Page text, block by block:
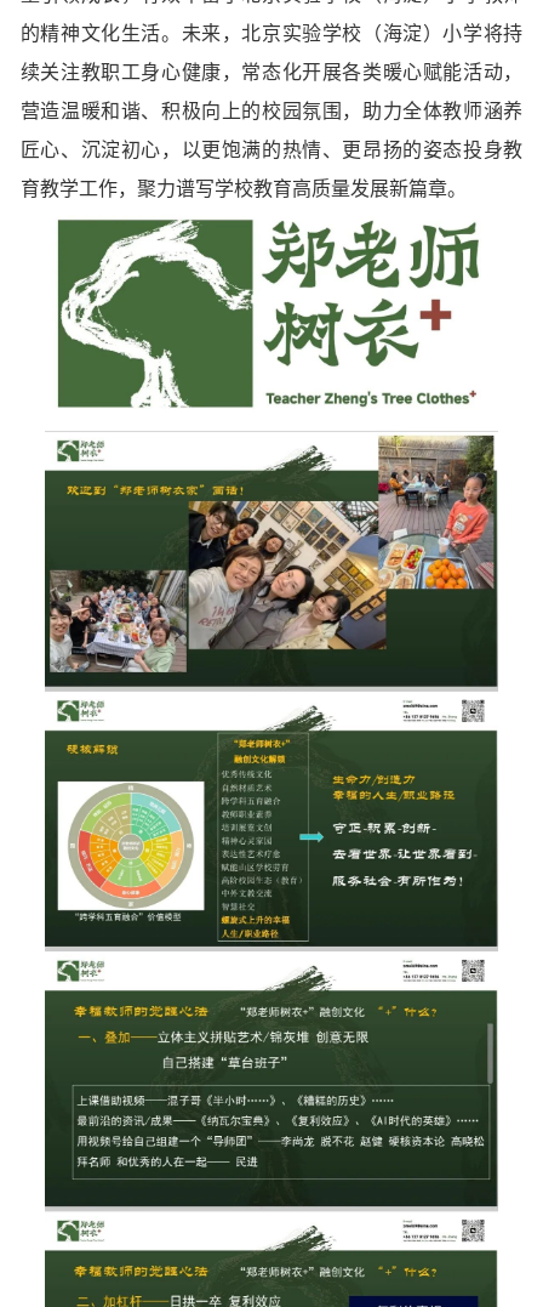
的精神文化生活。未来，北京实验学校（海淀）小学将持
续关注教职工身心健康，常态化开展各类暖心赋能活动，
营造温暖和谐、积极向上的校园氛围，助力全体教师涵养
匠心、沉淀初心，以更饱满的热情、更昂扬的姿态投身教
育教学工作，聚力谱写学校教育高质量发展新篇章。